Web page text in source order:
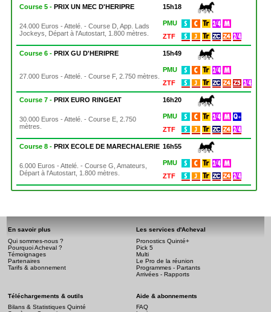
Course 5 -PRIX UN MEC D'HERIPRE 15h18
24.000 Euros - Attelé. - Course D, App. Lads
Jockeys, Départ à l'Autostart, 1.800 mètres.
PMU
ZTF
Course 6 -PRIX GU D'HERIPRE 15h49
27.000 Euros - Attelé. - Course F, 2.750 mètres.
PMU
ZTF
Course 7 -PRIX EURO RINGEAT 16h20
30.000 Euros - Attelé. - Course E, 2.750
mètres.
PMU
ZTF
Course 8 -PRIX ECOLE DE MARECHALERIE 16h55
6.000 Euros - Attelé. - Course G, Amateurs,
Départ à l'Autostart, 1.800 mètres.
PMU
ZTF
En savoir plus
Qui sommes-nous ?
Pourquoi Acheval ?
Témoignages
Partenaires
Tarifs & abonnement
Les services d'Acheval
Pronostics Quinté+
Pick 5
Multi
Le Pro de la réunion
Programmes - Partants
Arrivées - Rapports
Téléchargements & outils
Bilans & Statistiques Quinté
Aide & abonnements
FAQ